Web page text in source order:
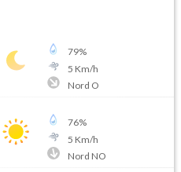
79%
5 Km/h
Nord O
76%
5 Km/h
Nord NO